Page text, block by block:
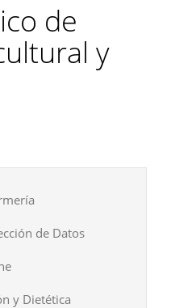
de
y
de Datos
y Dietética